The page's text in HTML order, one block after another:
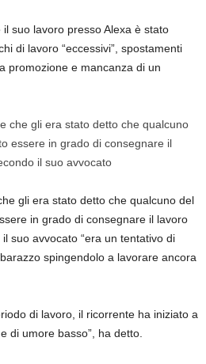
il suo lavoro presso Alexa è stato
di lavoro “eccessivi”, spostamenti
promozione e mancanza di un
gli era stato detto che qualcuno del
in grado di consegnare il lavoro
suo avvocato “era un tentativo di
spingendolo a lavorare ancora
di lavoro, il ricorrente ha iniziato a
di umore basso”, ha detto.